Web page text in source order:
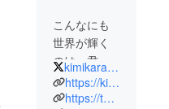
こんなにも
世界が輝く
のは、君が
いるから
kimikara（き
kimikara_info
https://kimikara.tokyo/
https://twitter.com/kimikara_info